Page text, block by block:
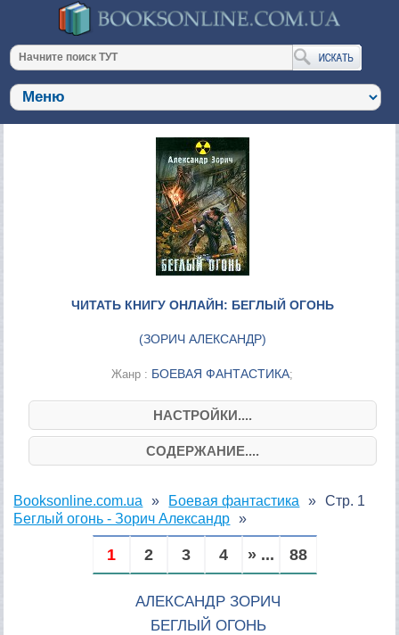
ЧИТАТЬ КНИГУ ОНЛАЙН: БЕГЛЫЙ ОГОНЬ
(ЗОРИЧ АЛЕКСАНДР)
Жанр : БОЕВАЯ ФАНТАСТИКА;
НАСТРОЙКИ....
СОДЕРЖАНИЕ....
Booksonline.com.ua
Боевая фантастика
Беглый огонь - Зорич Александр
Стр. 1
1 2 3 4 » ... 88
АЛЕКСАНДР ЗОРИЧ
БЕГЛЫЙ ОГОНЬ